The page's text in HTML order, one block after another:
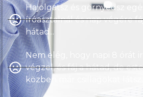
Hajolgatsz és görnyedsz
íróasztalnál és nap végére
hátad...
Nem elég, hogy napi 8 órát
végzel, és fáj a hátad, de
közben már csillagokat látsz...